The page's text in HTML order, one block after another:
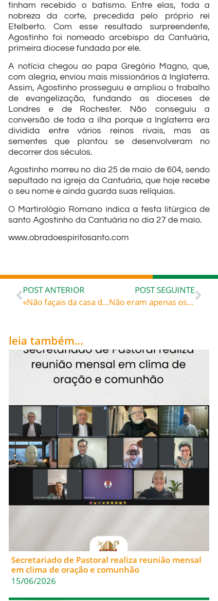
tinham recebido o batismo. Entre elas, toda a
nobreza da corte, precedida pelo próprio rei
Etelberto. Com esse resultado surpreendente,
Agostinho foi nomeado arcebispo da Cantuária,
primeira diocese fundada por ele.
A notícia chegou ao papa Gregório Magno, que,
com alegria, enviou mais missionários à Inglaterra.
Assim, Agostinho prosseguiu e ampliou o trabalho
de evangelização, fundando as dioceses de
Londres e de Rochester. Não conseguiu a
conversão de toda a ilha porque a Inglaterra era
dividida entre vários reinos rivais, mas as
sementes que plantou se desenvolveram no
decorrer dos séculos.
Agostinho morreu no dia 25 de maio de 604, sendo
sepultado na igreja da Cantuária, que hoje recebe
o seu nome e ainda guarda suas relíquias.
O Martirológio Romano indica a festa litúrgica de
santo Agostinho da Cantuária no dia 27 de maio.
www.obradoespiritosanto.com
POST ANTERIOR
«Não façais da casa de meu Pai um antro de comércio» (Jo 2,16) – São Jerônimo (347-420), presbítero, tradutor da Bíblia, doutor da Igreja
POST SEGUINTE
Não eram apenas os nobres que o respeitavam, ele era amado pelo povo pobre da diocese. Era pródigo em caridade e esmolas, dedicando ao seu rebanho um amor incondicional: São Germano de Paris (496-576), celebrado hoje, 28, roga por todos nós!
leia também...
Secretariado de Pastoral realiza reunião mensal
em clima de oração e comunhão
15/06/2026